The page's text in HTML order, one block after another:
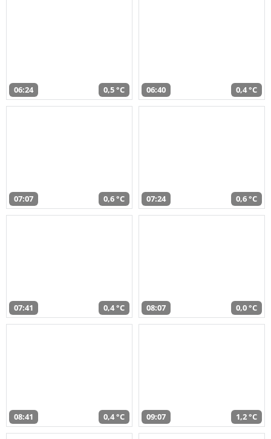
06:24 0,5 °C 06:40 0,4 °C
07:07 0,6 °C 07:24 0,6 °C
07:41 0,4 °C 08:07 0,0 °C
08:41 0,4 °C 09:07 1,2 °C